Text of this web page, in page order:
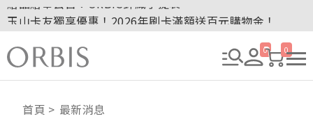
玉山卡友獨享優惠！2026年刷卡滿額送百元購物金！
2027年清新會員募集開跑！
全新回饋！聯邦卡友刷卡滿額送百元購物金！
贈品贈畢公告：ORBIS大理石紋午茶杯
贈品贈畢公告：ORBIS針織手提袋
0 0
首頁 最新消息